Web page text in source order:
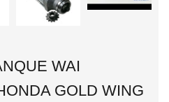
WAI
GOLD WING